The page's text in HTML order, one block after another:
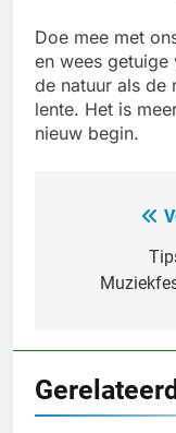
Doe mee met
en wees
de natuur als de
lente. Het is
nieuw begin.
navigatie